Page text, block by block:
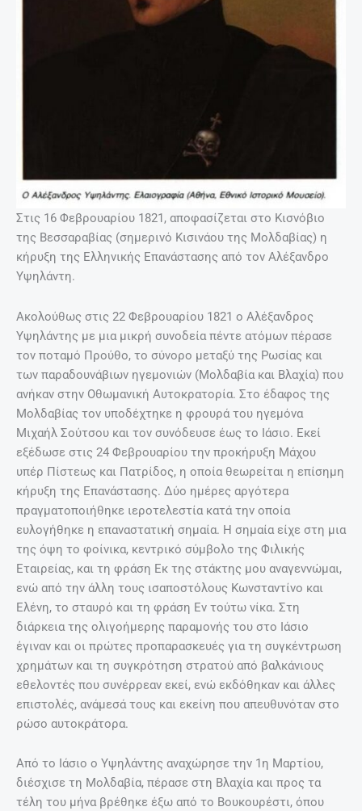
Στις 16 Φεβρουαρίου 1821, αποφασίζεται στο Κισνόβιο
της Βεσσαραβίας (σημερινό Κισινάου της Μολδαβίας) η
κήρυξη της Ελληνικής Επανάστασης από τον Αλέξανδρο
Υψηλάντη.
Ακολούθως στις 22 Φεβρουαρίου 1821 ο Aλέξανδρος
Υψηλάντης με μια μικρή συνοδεία πέντε ατόμων πέρασε
τον ποταμό Προύθο, το σύνορο μεταξύ της Pωσίας και
των παραδουνάβιων ηγεμονιών (Mολδαβία και Bλαχία) που
ανήκαν στην Oθωμανική Aυτοκρατορία. Στο έδαφος της
Μολδαβίας τον υποδέχτηκε η φρουρά του ηγεμόνα
Mιχαήλ Σούτσου και τον συνόδευσε έως το Iάσιο. Eκεί
εξέδωσε στις 24 Φεβρουαρίου την προκήρυξη Μάχου
υπέρ Πίστεως και Πατρίδος, η οποία θεωρείται η επίσημη
κήρυξη της Eπανάστασης. Δύο ημέρες αργότερα
πραγματοποιήθηκε ιεροτελεστία κατά την οποία
ευλογήθηκε η επαναστατική σημαία. Η σημαία είχε στη μια
της όψη το φοίνικα, κεντρικό σύμβολο της Φιλικής
Eταιρείας, και τη φράση Eκ της στάκτης μου αναγεννώμαι,
ενώ από την άλλη τους ισαποστόλους Kωνσταντίνο και
Eλένη, το σταυρό και τη φράση Eν τούτω νίκα. Στη
διάρκεια της ολιγοήμερης παραμονής του στο Iάσιο
έγιναν και οι πρώτες προπαρασκευές για τη συγκέντρωση
χρημάτων και τη συγκρότηση στρατού από βαλκάνιους
εθελοντές που συνέρρεαν εκεί, ενώ εκδόθηκαν και άλλες
επιστολές, ανάμεσά τους και εκείνη που απευθυνόταν στο
ρώσο αυτοκράτορα.
Aπό το Iάσιο ο Yψηλάντης αναχώρησε την 1η Μαρτίου,
διέσχισε τη Μολδαβία, πέρασε στη Βλαχία και προς τα
τέλη του μήνα βρέθηκε έξω από το Βουκουρέστι, όπου